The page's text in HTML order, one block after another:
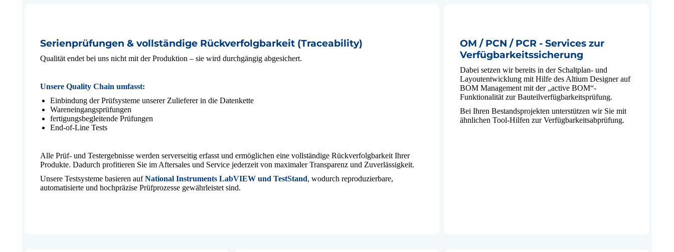
Serienprüfungen & vollständige Rückverfolgbarkeit (Traceability)
Qualität endet bei uns nicht mit der Produktion – sie wird durchgängig abgesichert.
Unsere Quality Chain umfasst:
Einbindung der Prüfsysteme unserer Zulieferer in die Datenkette
Wareneingangsprüfungen
fertigungsbegleitende Prüfungen
End-of-Line Tests
Alle Prüf- und Testergebnisse werden serverseitig erfasst und ermöglichen eine vollständige Rückverfolgbarkeit Ihrer
Produkte. Dadurch profitieren Sie im Aftersales und Service jederzeit von maximaler Transparenz und Zuverlässigkeit.
Unsere Testsysteme basieren aufNational Instruments LabVIEW und TestStand, wodurch reproduzierbare,
automatisierte und hochpräzise Prüfprozesse gewährleistet sind.
OM / PCN / PCR - Services zur
Verfügbarkeitssicherung
Dabei setzen wir bereits in der Schaltplan- und
Layoutentwicklung mit Hilfe des Altium Designer auf
BOM Management mit der „active BOM“-
Funktionalität zur Bauteilverfügbarkeitsprüfung.
Bei Ihren Bestandsprojekten unterstützen wir Sie mit
ähnlichen Tool-Hilfen zur Verfügbarkeitsabprüfung.